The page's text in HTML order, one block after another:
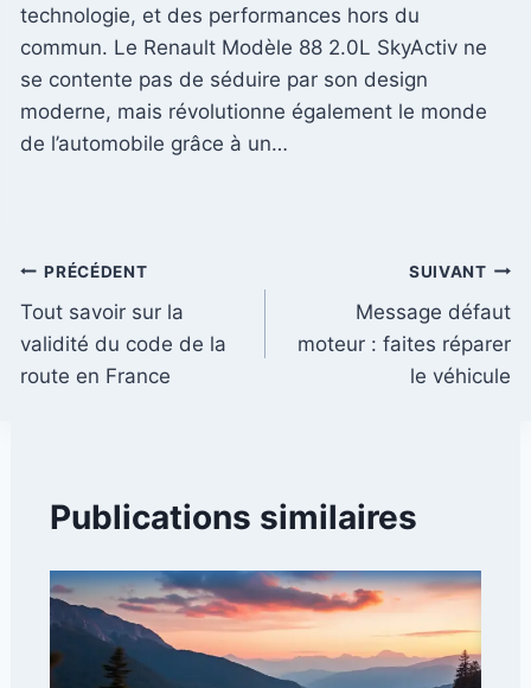
technologie, et des performances hors du
commun. Le Renault Modèle 88 2.0L SkyActiv ne
se contente pas de séduire par son design
moderne, mais révolutionne également le monde
de l’automobile grâce à un…
Navigation
de
l’article
PRÉCÉDENT
Tout savoir sur la
validité du code de la
route en France
SUIVANT
Message défaut
moteur : faites réparer
le véhicule
Publications similaires